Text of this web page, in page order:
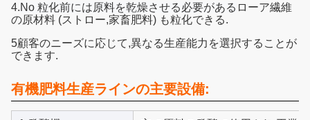
4.No 粒化前には原料を乾燥させる必要がある ローア繊維
の原材料 (ストロー,家畜肥料) も粒化できる.
5顧客のニーズに応じて,異なる生産能力を選択することが
できます.
有機肥料生産ラインの主要設備: